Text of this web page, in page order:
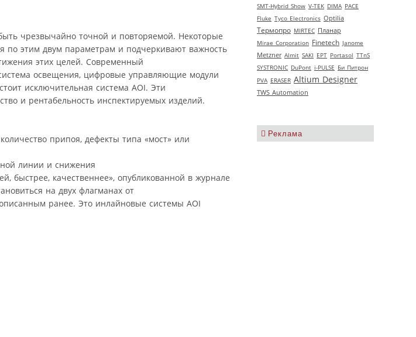
SMT-Hybrid Show V‑TEK DIMA РАСЕ
Fluke Tyco Electronics Optilia
Термопро MIRTEC Планар
Mirae Corporation Finetech Janome
Metzner Almit SAKI EPT Portasol TTnS
SYSTRONIC DuPont i-PULSE Би Питрон
PVA ERASER Altium Designer
TWS Automation
Реклама
чрезвычайно точной и повторяемой. Некоторые
по этим двум параметрам и подчеркивают важность
этих целей. Современный
освещения, цифровые управляющие модули
исключительная система AOI. Эти
и рентабельность инспектируемых изделий.
припоя, дефекты типа «мост» или
линии и снижения
быстрее, качественнее», опубликованной в журнале
на двух флагманах от
ранее. Это инлайновые системы AOI